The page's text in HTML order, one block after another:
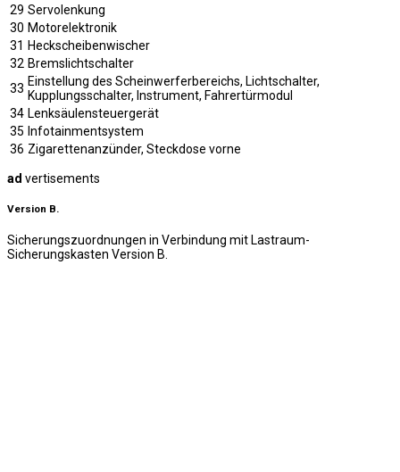
29 Servolenkung
30 Motorelektronik
31 Heckscheibenwischer
32 Bremslichtschalter
33 Einstellung des Scheinwerferbereichs, Lichtschalter,
Kupplungsschalter, Instrument, Fahrertürmodul
34 Lenksäulensteuergerät
35 Infotainmentsystem
36 Zigarettenanzünder, Steckdose vorne
ad vertisements
Version B.
Sicherungszuordnungen in Verbindung mit Lastraum-
Sicherungskasten Version B.